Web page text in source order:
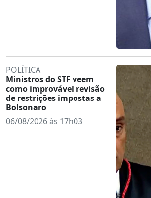
POLÍTICA
Ministros do STF veem
como improvável revisão
de restrições impostas a
Bolsonaro
06/08/2026 às 17h03